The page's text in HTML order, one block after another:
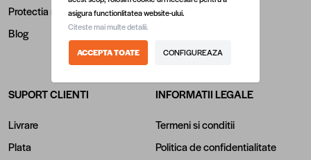
Protectia mediului
Blog
Contul meu
Retragere din contract
SUPORT CLIENTI
Livrare
Plata
INFORMATII LEGALE
Termeni si conditii
Politica de confidentialitate
asigura functionlitatea website-ului.
Citeste mai multe detalii.
ACCEPTA TOATE CONFIGUREAZA